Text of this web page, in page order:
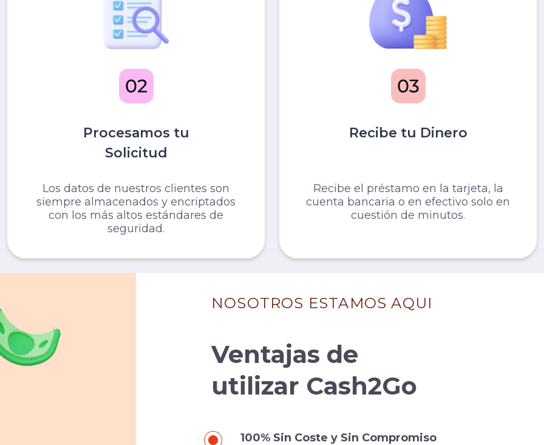
Procesamos tu
Solicitud
Los datos de nuestros clientes son
siempre almacenados y encriptados
con los más altos estándares de
seguridad.
Recibe tu Dinero
Recibe el préstamo en la tarjeta, la
cuenta bancaria o en efectivo solo en
cuestión de minutos.
NOSOTROS ESTAMOS AQUI
Ventajas de
utilizar Cash2Go
100% Sin Coste y Sin Compromiso